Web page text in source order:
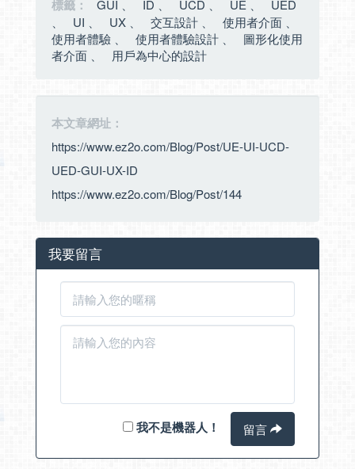
標籤： GUI ID UCD UE
UED
UI UX 交互設計 使用者介面
使用者體驗
使用者體驗設計
圖形化使用
者介面
用戶為中心的設計
本文章網址：
https://www.ez2o.com/Blog/Post/UE-UI-UCD-
UED-GUI-UX-ID
https://www.ez2o.com/Blog/Post/144
我要留言
我不是機器人！ 留言